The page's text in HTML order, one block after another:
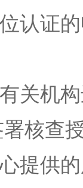
认证
关机
核查
提供